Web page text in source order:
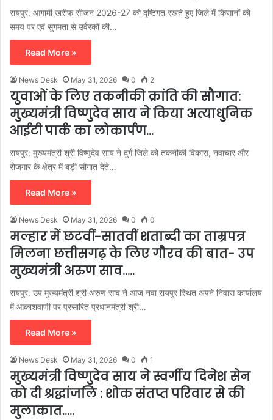
रायपुर: आगामी खरीफ सीजन 2026-27 को दृष्टिगत रखते हुए जिले में किसानों को
समय पर एवं सुगमता से उर्वरकों की…
Read More »
News Desk May 31, 2026 0 2
युवाओं के लिए तकनीकी क्रांति की सौगात:
मुख्यमंत्री विष्णुदेव साय ने किया अत्याधुनिक
आईटी पार्क का लोकार्पण…
रायपुर: मुख्यमंत्री श्री विष्णुदेव साय ने दुर्ग जिले को तकनीकी विकास, नवाचार और
रोजगार के क्षेत्र में बड़ी सौगात देते…
Read More »
News Desk May 31, 2026 0 0
मल्हार में छटवीं-सातवीं शताब्दी का ताम्रपत्र
मिलना छत्तीसगढ़ के लिए गौरव की बात- उप
मुख्यमंत्री अरुण साव…..
रायपुर: उप मुख्यमंत्री श्री अरुण साव ने आज नवा रायपुर स्थित अपने निवास कार्यालय
में आकाशवाणी पर प्रसारित प्रधानमंत्री श्री…
Read More »
News Desk May 31, 2026 0 1
मुख्यमंत्री विष्णुदेव साय ने स्वर्गीय दिनेश सेन
को दी श्रद्धांजलि : शोक संतप्त परिवार से की
मुलाकात…..